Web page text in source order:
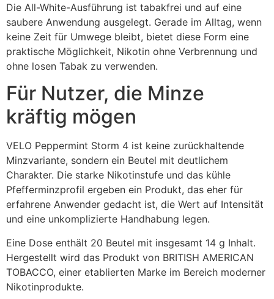
Die All-White-Ausführung ist tabakfrei und auf eine
saubere Anwendung ausgelegt. Gerade im Alltag, wenn
keine Zeit für Umwege bleibt, bietet diese Form eine
praktische Möglichkeit, Nikotin ohne Verbrennung und
ohne losen Tabak zu verwenden.
Für Nutzer, die Minze
kräftig mögen
VELO Peppermint Storm 4 ist keine zurückhaltende
Minzvariante, sondern ein Beutel mit deutlichem
Charakter. Die starke Nikotinstufe und das kühle
Pfefferminzprofil ergeben ein Produkt, das eher für
erfahrene Anwender gedacht ist, die Wert auf Intensität
und eine unkomplizierte Handhabung legen.
Eine Dose enthält 20 Beutel mit insgesamt 14 g Inhalt.
Hergestellt wird das Produkt von BRITISH AMERICAN
TOBACCO, einer etablierten Marke im Bereich moderner
Nikotinprodukte.